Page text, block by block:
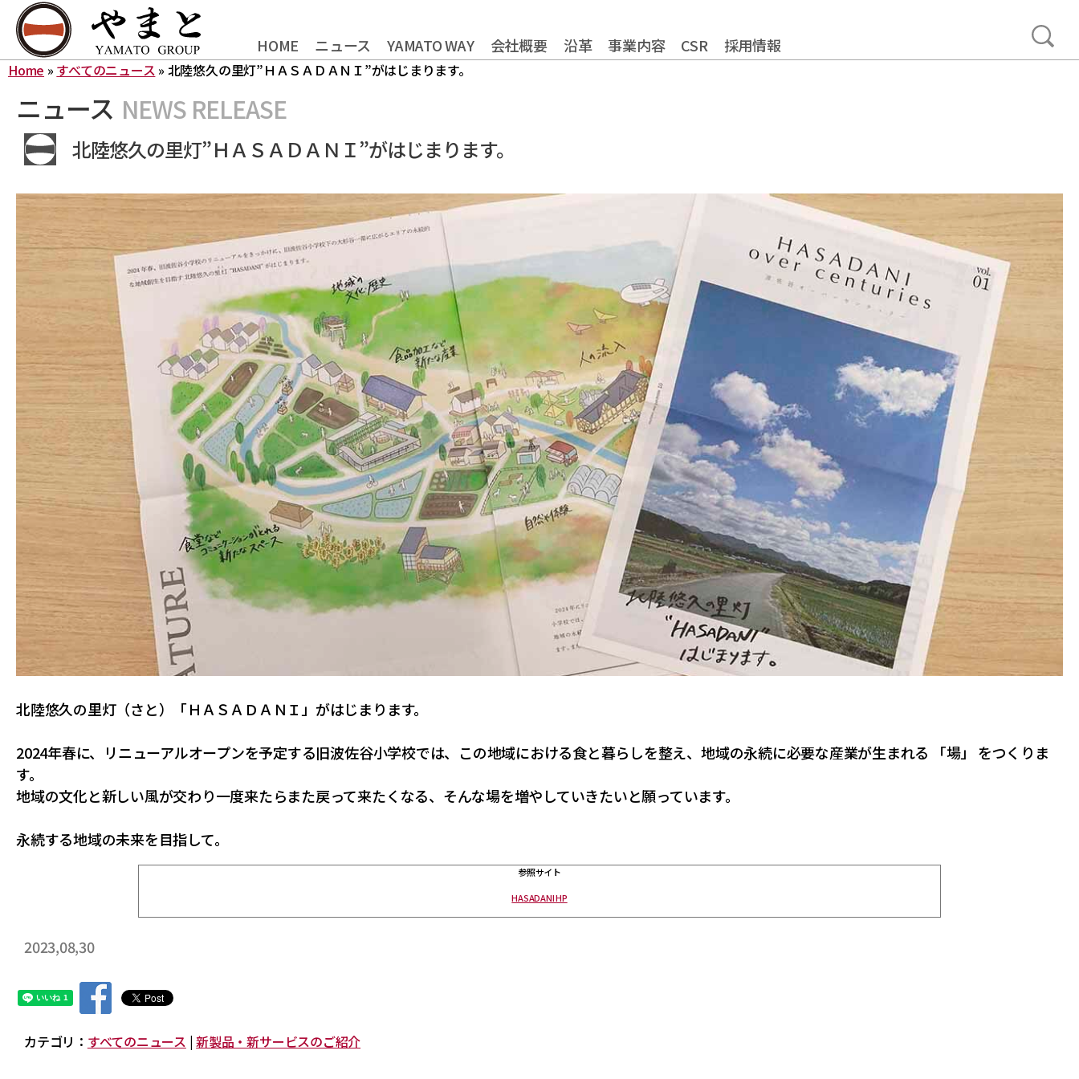
HOME ニュース YAMATO WAY 会社概要
やまとグループ株式会社
株式会社未来への恋文
株式会社カーチョイス
株式会社UNITY
一般社団法人シニアミール協会
株式会社HAND
株式会社ライクイット
株式会社ファミリア
株式会社NEXT
株式会社make better
株式会社ピース
株式会社YAMATO Asia
株式会社Anniversary
カーチョイス・レンタカーサービス株式会社
株式会社AKKO
株式会社プラスぽぽぽ
特定非営利活動法人ホームホスピスこまつ
一般社団法人日本うんこ文化学会
沿革 事業内容
レンタカーサービス事業
インシュアランス事業
資格認定事業
グローバル・ネットワーク事業
CSR 採用情報
Home » すべてのニュース » 北陸悠久の里灯”ＨＡＳＡＤＡＮＩ”がはじまります。
ニュース NEWS RELEASE
北陸悠久の里灯”ＨＡＳＡＤＡＮＩ”がはじまります。
北陸悠久の里灯（さと）「ＨＡＳＡＤＡＮＩ」がはじまります。
2024年春に、リニューアルオープンを予定する旧波佐谷小学校では、この地域における食と暮らしを整え、地域の永続に必要な産業が生まれる 「場」 をつくりま
す。
地域の文化と新しい風が交わり一度来たらまた戻って来たくなる、そんな場を増やしていきたいと願っています。
永続する地域の未来を目指して。
参照サイト
HASADANI HP
2023,08,30
カテゴリ： すべてのニュース |新製品・新サービスのご紹介